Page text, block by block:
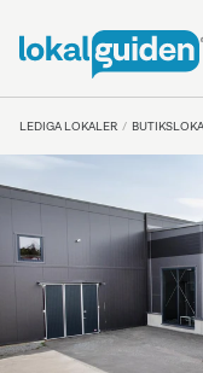
LEDIGA LOKALER